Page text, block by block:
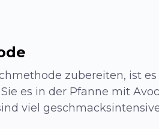
zubereiten, ist es
es in der Pfanne mit
viel